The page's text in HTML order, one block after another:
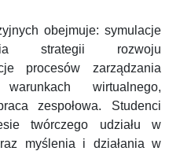
obejmuje: symulacje
strategii rozwoju
procesów zarządzania
wirtualnego,
zespołowa. Studenci
twórczego udziału w
myślenia i działania w